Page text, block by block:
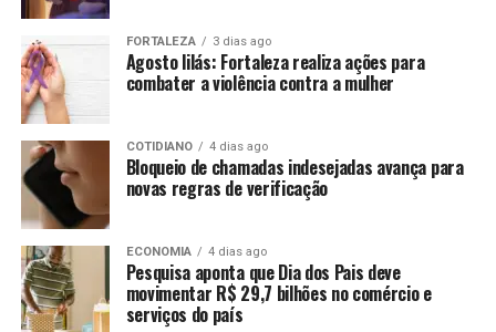
FORTALEZA 3 dias ago
Agosto lilás: Fortaleza realiza ações para
combater a violência contra a mulher
COTIDIANO 4 dias ago
Bloqueio de chamadas indesejadas avança para
novas regras de verificação
ECONOMIA 4 dias ago
Pesquisa aponta que Dia dos Pais deve
movimentar R$ 29,7 bilhões no comércio e
serviços do país